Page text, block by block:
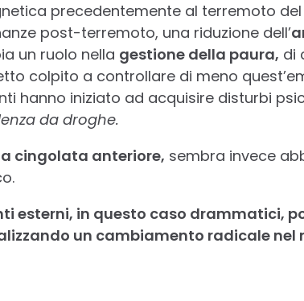
precedentemente al terremoto del
post-terremoto, una riduzione dell’
un ruolo nella gestione della paura, di
colpito a controllare di meno
hanno iniziato ad acquisire disturbi
da droghe.
cingolata anteriore, sembra invece
esterni, in questo caso drammatici,
un cambiamento radicale nel